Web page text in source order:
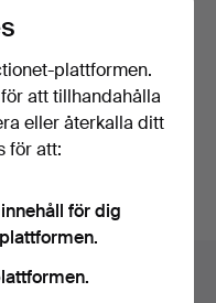
plattformen.
att tillhandahålla
eller återkalla ditt
för att:
för dig